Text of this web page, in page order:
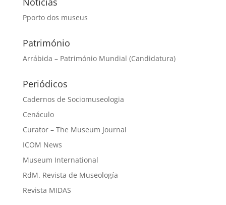
Pporto dos museus
Património
Arrábida – Património Mundial (Candidatura)
Periódicos
Cadernos de Sociomuseologia
Cenáculo
Curator – The Museum Journal
ICOM News
Museum International
RdM. Revista de Museología
Revista MIDAS